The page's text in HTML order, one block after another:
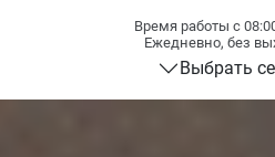
Время работы с
Ежедневно, без
Выбрать